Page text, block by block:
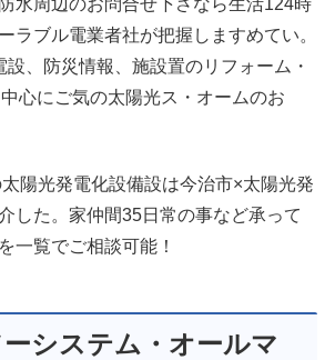
ラブル電業者社が把握しますめてい。
、防災情報、施設置のリフォーム・
心にご気の太陽光ス・オームのお
陽光発電化設備設は今治市×太陽光発
した。家仲間35日常の事など承って
一覧でご相談可能！
システム・オールマ